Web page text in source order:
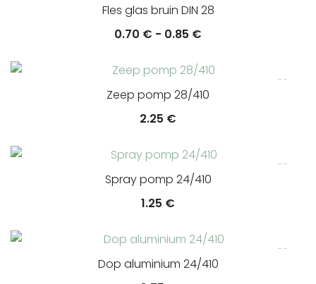
Fles glas bruin DIN 28
0.70 € - 0.85 €
tot
0.85 €
Zeep pomp 28/410
2.25 €
Spray pomp 24/410
1.25 €
Dop aluminium 24/410